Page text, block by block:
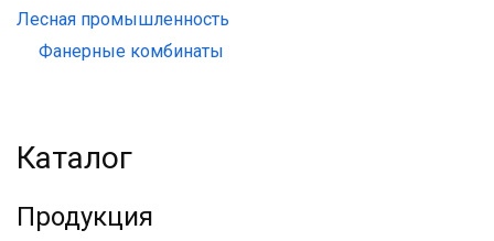
Лесная промышленность
Фанерные комбинаты
Каталог
Продукция